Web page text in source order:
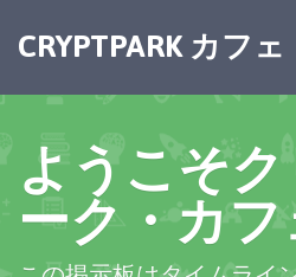
CRYPTPARK カフェ
ようこそ
ーク・カ